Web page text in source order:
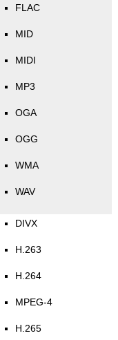
FLAC
MID
MIDI
MP3
OGA
OGG
WMA
WAV
DIVX
H.263
H.264
MPEG-4
H.265